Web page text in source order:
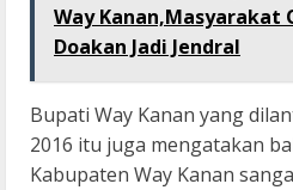
Way Kanan,Masyarakat
Doakan Jadi Jendral
Bupati Way Kanan yang
2016 itu juga mengatakan
Kabupaten Way Kanan